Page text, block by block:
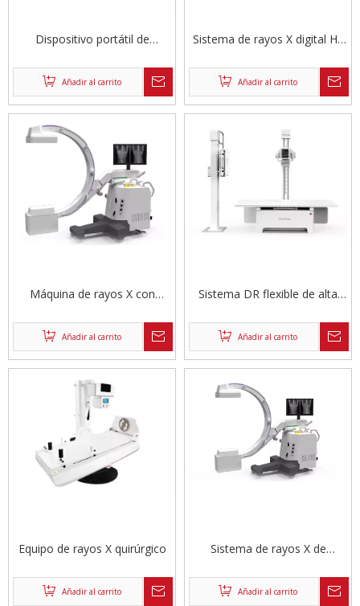
Dispositivo portátil de
Añadir al carrito
Sistema de rayos X digital HF
Añadir al carrito
Máquina de rayos X con
Añadir al carrito
Sistema DR flexible de alta
Añadir al carrito
Equipo de rayos X quirúrgico
Añadir al carrito
Sistema de rayos X de
móvil de alta frecuencia
Añadir al carrito